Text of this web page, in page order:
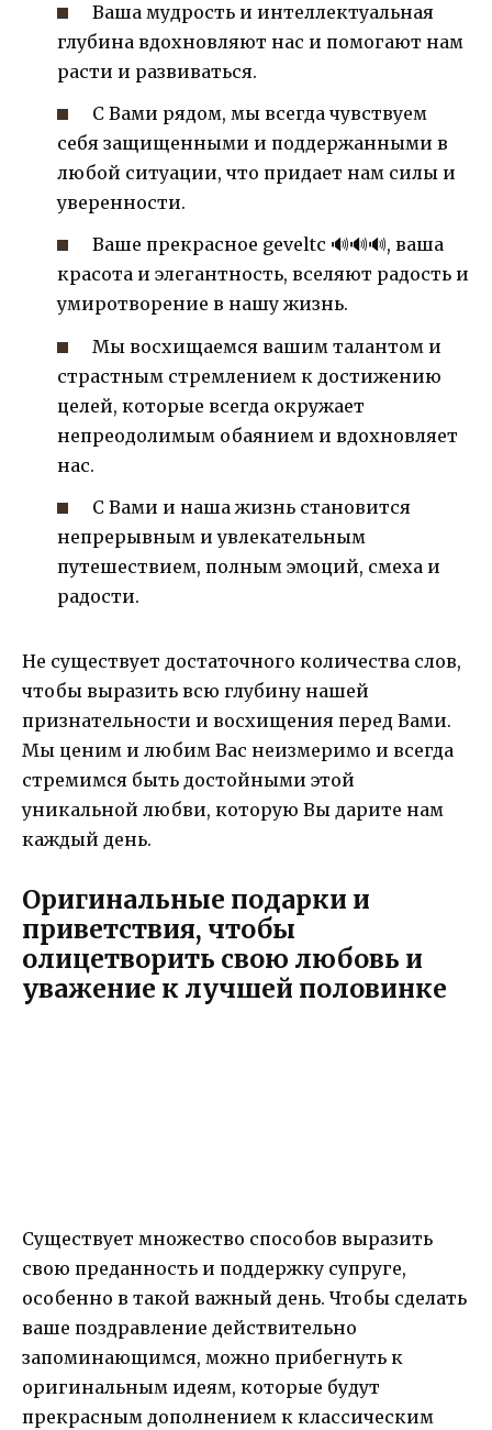
Ваша мудрость и интеллектуальная
глубина вдохновляют нас и помогают нам
расти и развиваться.
С Вами рядом, мы всегда чувствуем
себя защищенными и поддержанными в
любой ситуации, что придает нам силы и
уверенности.
Ваше прекрасное geveltc 🔊🔊🔊, ваша
красота и элегантность, вселяют радость и
умиротворение в нашу жизнь.
Мы восхищаемся вашим талантом и
страстным стремлением к достижению
целей, которые всегда окружает
непреодолимым обаянием и вдохновляет
нас.
С Вами и наша жизнь становится
непрерывным и увлекательным
путешествием, полным эмоций, смеха и
радости.
Не существует достаточного количества слов,
чтобы выразить всю глубину нашей
признательности и восхищения перед Вами.
Мы ценим и любим Вас неизмеримо и всегда
стремимся быть достойными этой
уникальной любви, которую Вы дарите нам
каждый день.
Оригинальные подарки и
приветствия, чтобы
олицетворить свою любовь и
уважение к лучшей половинке
Существует множество способов выразить
свою преданность и поддержку супруге,
особенно в такой важный день. Чтобы сделать
ваше поздравление действительно
запоминающимся, можно прибегнуть к
оригинальным идеям, которые будут
прекрасным дополнением к классическим